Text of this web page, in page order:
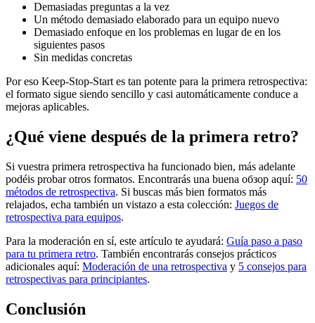
Demasiadas preguntas a la vez
Un método demasiado elaborado para un equipo nuevo
Demasiado enfoque en los problemas en lugar de en los
siguientes pasos
Sin medidas concretas
Por eso Keep-Stop-Start es tan potente para la primera retrospectiva:
el formato sigue siendo sencillo y casi automáticamente conduce a
mejoras aplicables.
¿Qué viene después de la primera retro?
Si vuestra primera retrospectiva ha funcionado bien, más adelante
podéis probar otros formatos. Encontrarás una buena обзор aquí: 50
métodos de retrospectiva. Si buscas más bien formatos más
relajados, echa también un vistazo a esta colección: Juegos de
retrospectiva para equipos.
Para la moderación en sí, este artículo te ayudará: Guía paso a paso
para tu primera retro. También encontrarás consejos prácticos
adicionales aquí: Moderación de una retrospectiva y 5 consejos para
retrospectivas para principiantes.
Conclusión